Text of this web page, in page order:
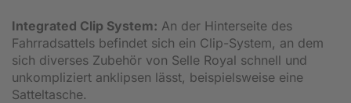
Integrated Clip System: An der Hinterseite des
Fahrradsattels befindet sich ein Clip-System, an dem
sich diverses Zubehör von Selle Royal schnell und
unkompliziert anklipsen lässt, beispielsweise eine
Satteltasche.